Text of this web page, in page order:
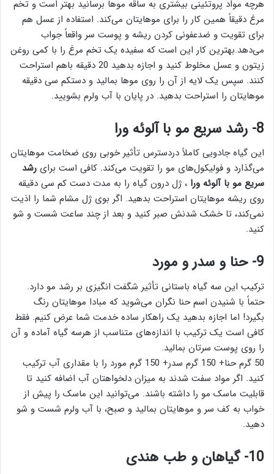
هرچه مواد پروتئینی بیشتری به ساقه موها برسانید بهتر است و تخم
مرغ دقیقاً همین کار را برای موهایتان می‌کند. استفاده از عسل هم
برای تقویت و ضدعفونی کردن ریشه و پوست سر واقعاً جواب
می‌دهد.بهترین کار این است که سفیده یک تخم مرغ را با کمی روغن
زیتون و عسل مخلوط کنید و اجازه بدهید 20 دقیقه باهم استراحت
کنند. سپس یک لایه از آن را روی موها بمالید و دستکم سی دقیقه
موهایتان را استراحت بدهید. در پایان با آب ولرم بشویید.
8- رشد سریع مو با آلوئه ورا
این گیاه جادویی کاملاً دردسترس تأثیر خوبی روی ضخامت موهایتان
می‌گذارد و فولیکول‌های مو را تقویت می‌کند. کافی است برای رشد
سریع مو با آلوئه ورا ، ژل درون گیاه را به مدت دست کم سی دقیقه
روی ریشه موهایتان استراحت بدهید. اگر بوی ژل مشام شما را اذیت
نمی‌کند، تا خشک شدنش صبر کنید و بعد از چند ساعت شست و شو
کنید.
9- حنا و سدر و مورد
ترکیب این سه گیاه باستانی تأثیر شگفت انگیزی بر رشد مو دارد.
حتماً با شنیدن اسم حنا نگران می‌شوید که مبادا موهایتان رنگ
بگیرد! اما اجازه بدهید یک راهکار ساده خدمت شما عرض کنیم. فقط
کافی است یک ترکیب با اندازه‌های متناسب از هرسه گیاه آماده و آن
را روی پوست سرتان بمالید.
50 گرم حنا+ 150 گرم سدر+ 150 گرم مورد را با مقداری آب ترکیب
کنید. اگر مواد سفت شدند به میزان دلخواهتان آب اضافه کنید تا
قابلیت ماسک مو را داشته باشند. می‌توانید این ماسک را پیش از
خواب به کف سر و موهایتان بمالید و صبح، با آب ولرم شست و شو
دهید.
10- گیاهان و طب هندی